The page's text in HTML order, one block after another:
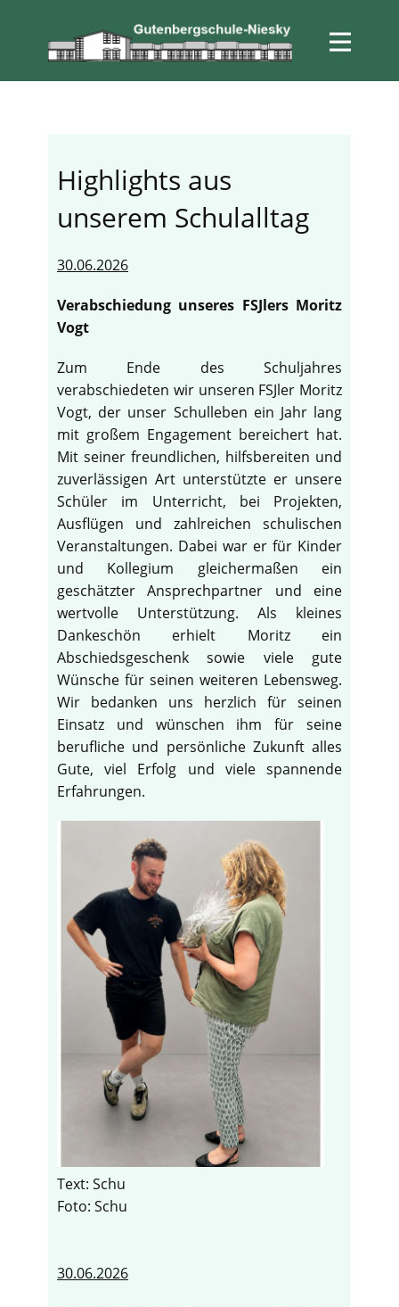
Highlights aus
unserem Schulalltag
30.06.2026
Verabschiedung unseres FSJlers Moritz
Vogt
Zum Ende des Schuljahres
verabschiedeten wir unseren FSJler Moritz
Vogt, der unser Schulleben ein Jahr lang
mit großem Engagement bereichert hat.
Mit seiner freundlichen, hilfsbereiten und
zuverlässigen Art unterstützte er unsere
Schüler im Unterricht, bei Projekten,
Ausflügen und zahlreichen schulischen
Veranstaltungen. Dabei war er für Kinder
und Kollegium gleichermaßen ein
geschätzter Ansprechpartner und eine
wertvolle Unterstützung. Als kleines
Dankeschön erhielt Moritz ein
Abschiedsgeschenk sowie viele gute
Wünsche für seinen weiteren Lebensweg.
Wir bedanken uns herzlich für seinen
Einsatz und wünschen ihm für seine
berufliche und persönliche Zukunft alles
Gute, viel Erfolg und viele spannende
Erfahrungen.
Text: Schu
Foto: Schu
30.06.2026